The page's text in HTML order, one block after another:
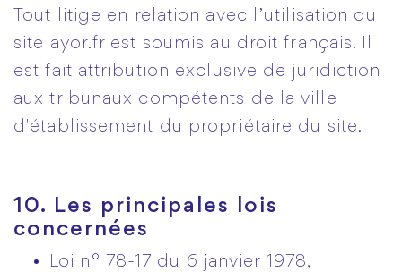
Tout litige en relation avec l’utilisation du
site ayor.fr est soumis au droit français. Il
est fait attribution exclusive de juridiction
aux tribunaux compétents de la ville
d'établissement du propriétaire du site.
10. Les principales lois
concernées
Loi n° 78-17 du 6 janvier 1978,